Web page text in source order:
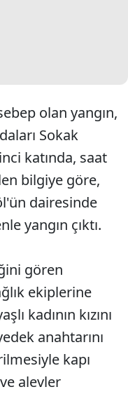
olan yangın,
Sokak
katında, saat
bilgiye göre,
dairesinde
yangın çıktı.
gören
ekiplerine
kadının kızını
anahtarını
kapı
alevler